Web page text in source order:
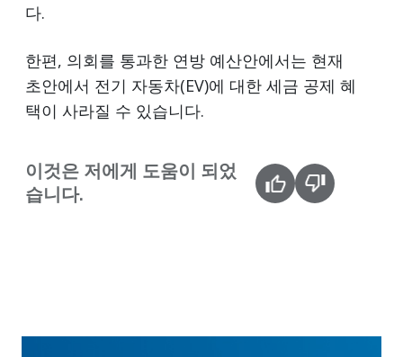
다.
한편, 의회를 통과한 연방 예산안에서는 현재
초안에서 전기 자동차(EV)에 대한 세금 공제 혜
택이 사라질 수 있습니다.
이것은 저에게 도움이 되었
습니다.